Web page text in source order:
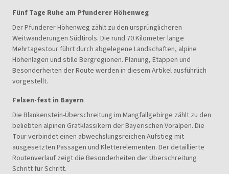
Fünf Tage Ruhe am Pfunderer Höhenweg
Der Pfunderer Höhenweg zählt zu den ursprünglicheren
Weitwanderungen Südtirols. Die rund 70 Kilometer lange
Mehrtagestour führt durch abgelegene Landschaften, alpine
Höhenlagen und stille Bergregionen. Planung, Etappen und
Besonderheiten der Route werden in diesem Artikel ausführlich
vorgestellt.
Felsen-fest in Bayern
Die Blankenstein-Überschreitung im Mangfallgebirge zählt zu den
beliebten alpinen Gratklassikern der Bayerischen Voralpen. Die
Tour verbindet einen abwechslungsreichen Aufstieg mit
ausgesetzten Passagen und Kletterelementen. Der detaillierte
Routenverlauf zeigt die Besonderheiten der Überschreitung
Schritt für Schritt.